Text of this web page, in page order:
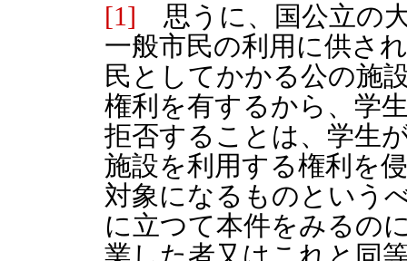
[1] 思うに、国公立の
一般市民の利用に供さ
民としてかかる公の施
権利を有するから、学
拒否することは、学生
施設を利用する権利を
対象になるものという
に立つて本件をみるの